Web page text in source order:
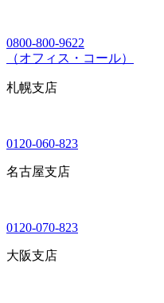
0800-800-9622
（オフィス・コール）
札幌支店
0120-060-823
名古屋支店
0120-070-823
大阪支店